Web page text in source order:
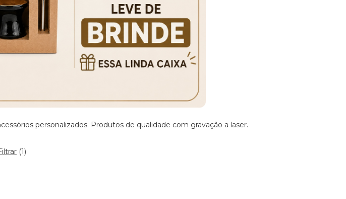
personalizados. Produtos de qualidade com gravação a laser.
(1)